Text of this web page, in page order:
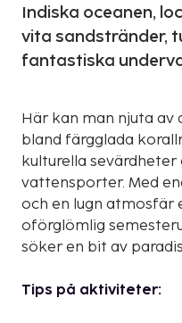
Indiska oceanen,
vita sandstränder,
fantastiska
Här kan man njuta av
bland färgglada
kulturella sevärdheter
vattensporter. Med
och en lugn atmosfär
oförglömlig
söker en bit av
Tips på aktiviteter: